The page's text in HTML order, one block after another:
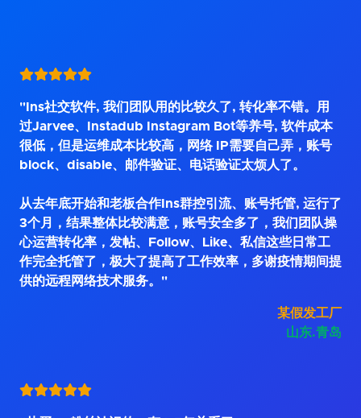
"Ins社交软件, 我们团队用的比较久了, 转化率不错。用
过Jarvee、Instadub Instagram Bot等养号, 软件成本
很低，但是运维成本比较高，网络 IP需要自己弄，账号
block、disable、邮件验证、电话验证太烦人了。
从去年底开始和老板合作Ins群控引流、账号托管, 运行了
3个月，结果整体比较满意，账号安全多了，我们团队操
心运营转化率，发帖、Follow、Like、私信这些日常工
作完全托管了，极大了提高了工作效率，多谢疫情期间提
供的远程网络技术服务。"
某假发工厂
山东.青岛